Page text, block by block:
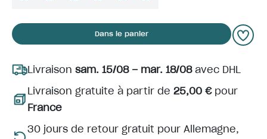
Dans le panier
Livraison sam. 15/08 – mar. 18/08avec DHL
Livraison gratuite à partir de 25,00 €pour
France
30 jours de retour gratuit pour Allemagne,